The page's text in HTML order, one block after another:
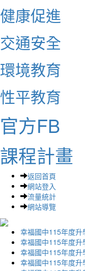
健康促進
交通安全
環境教育
性平教育
官方FB
課程計畫
返回首頁
網站登入
流量統計
網站導覽
幸福國中115年度升
幸福國中115年度
幸福國中115年度升
幸福國中115年度